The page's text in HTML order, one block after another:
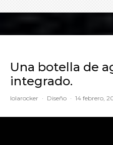
Una botella de
integrado.
lolarocker · Diseño · 14 febrero,